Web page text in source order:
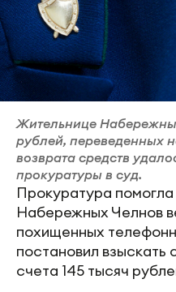
Жительнице
рублей, переведенных
возврата средств
прокуратуры в суд.
Прокуратура
Набережных Челнов
похищенных
постановил взыскать
счета 145 тысяч